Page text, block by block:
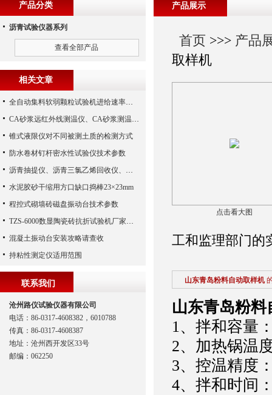
产品展示
首页 >>> 产品
取样机
点击看大图
工和监理部门的
山东青岛粉料自动取样机
山东青岛粉料
1、拌和容量
2、加热锅温
3、控温精度
4、拌和时间
产品分类
沥青试验仪器系列
查看全部产品
相关文章
全自动集料软弱颗粒试验机进给速率的调整技巧
CA砂浆远红外线测温仪、CA砂浆测温仪（沧州路仪）
锥式液限仪对不同被测土质的检测方式
防水卷材钉杆密水性试验仪技术参数
沥青抽提仪、沥青三氯乙烯回收仪、沥青抽提回收仪
水泥胶砂干缩用方口缺口捣棒23×23mm
程控式砌墙砖磁盘振动台技术参数
TZS-6000数显陶瓷砖抗折试验机厂家说明书
混凝土振动台安装攻略请查收
持粘性测定仪适用范围
联系我们
沧州路仪试验仪器有限公司
电话：86-0317-4608382，6010788
传真：86-0317-4608387
地址：沧州西开发区33号
邮编：062250